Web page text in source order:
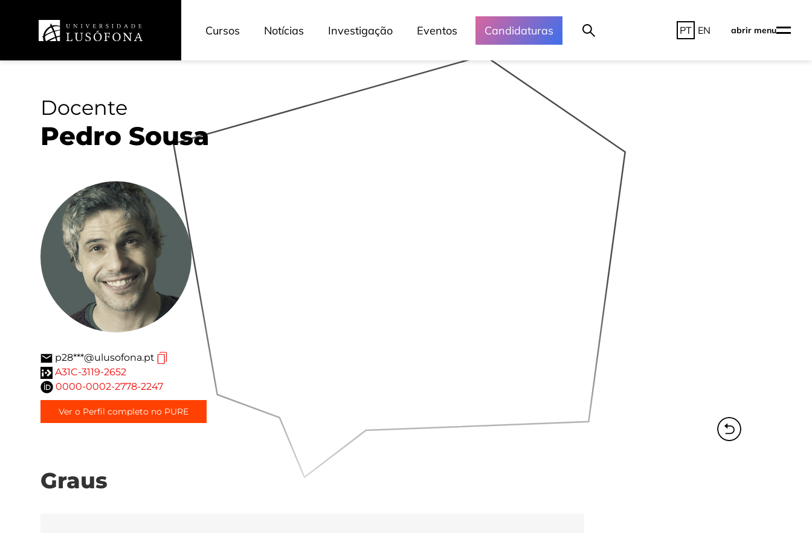
Cursos Notícias Investigação Eventos Candidaturas PT EN abrir menu
Docente
Pedro Sousa
p28***@ulusofona.pt
A31C-3119-2652
0000-0002-2778-2247
Ver o Perfil completo no PURE
Graus